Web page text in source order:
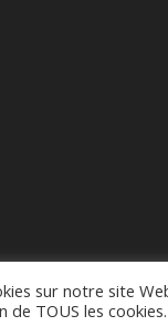
sur notre site
de TOUS les cookies.